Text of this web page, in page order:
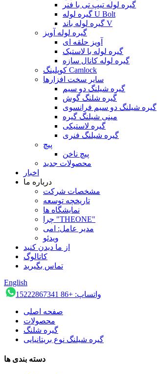
گیره لوله تیپ تی با فنر
گیره لوله U Bolt
گیره لوله باند V
گیره لوله آویز
آویز حلقه ای
گیره لوله با لاستیک
گیره لوله کانال سازه
کوپلینگ Camlock
سایر سخت افزارها
گیره شیلنگ دو سیم
گیره شلنگ گوش
گیره شیلنگ دو سیم فرانسوی
مینی شیلنگ گیره
گیره لاستیکی
گیره شیلنگ فنری
پیچ
پیچ ناخن
محصولات جدید
اخبار
درباره ما
مشخصات شرکت
تاریخچه توسعه
نمایشگاه ها
چرا "THEONE"
مدیر عامل: امی
ویدئو
از ما دیدن کنید
کاتالوگ
تماس بگیرید
English
واتساپ: +86 15222867341
صفحه اصلی
محصولات
گیره شلنگ
گیره شیلنگ نوع بریتانیایی
دسته بندی ها